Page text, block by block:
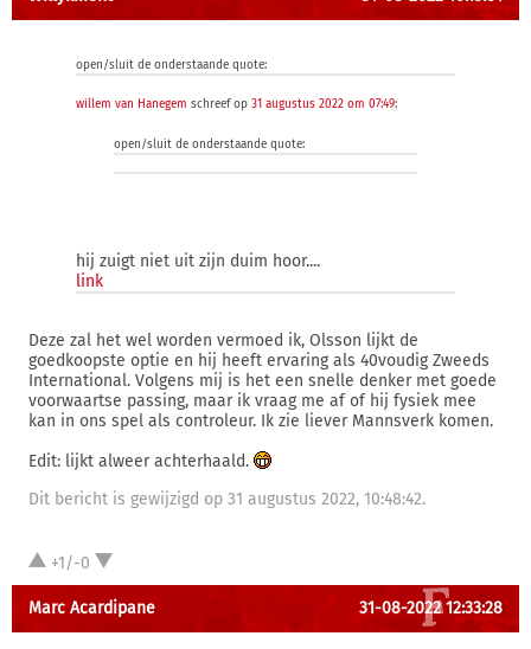
open/sluit de onderstaande quote:
willem van Hanegem schreef op 31 augustus 2022 om 07:49:
open/sluit de onderstaande quote:
hij zuigt niet uit zijn duim hoor....
link
Deze zal het wel worden vermoed ik, Olsson lijkt de
goedkoopste optie en hij heeft ervaring als 40voudig Zweeds
International. Volgens mij is het een snelle denker met goede
voorwaartse passing, maar ik vraag me af of hij fysiek mee
kan in ons spel als controleur. Ik zie liever Mannsverk komen.
Edit: lijkt alweer achterhaald.
Dit bericht is gewijzigd op 31 augustus 2022, 10:48:42.
+1/-0
Marc Acardipane 31-08-2022 12:33:28